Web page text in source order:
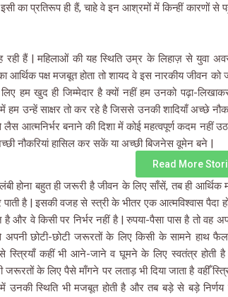
का प्रतिरूप ही हैं, चाहे वे इन आश्रमों में किन्हीं कारणों से
रही हैं | महिलाओं की यह स्थिति उम्र के लिहाज़ से युवा
पक्ष मजबूत होता तो शायद वे इस नारकीय जीवन को
हम खुद ही जिम्मेदार है क्यों नहीं हम उनको पढ़ा-
उन्हें साक्षर तो कर रहे है जिससे उनकी शादियाँ अच्छे
आत्मनिर्भर बनाने की दिशा में कोई महत्वपूर्ण कदम नहीं
नौकरियां हासिल कर सकें या अच्छी बिजनेस वूमेन बने |
Read More
होना बहुत ही जरूरी है जीवन के लिए साँसें, तब ही आर्थिक
है | इसकी वजह से स्त्री के भीतर एक आत्मविश्वास पैदा
और वे किसी पर निर्भर नहीं है | रुपया-पैसा पास है तो वह
छोटी-छोटी जरूरतों के लिए किसी के सामने हाथ
कहीं भी आने-जाने व घूमने के लिए स्वतंत्र होती है
के लिए पैसे माँगने पर लताड़ भी दिया जाता है वहीँ
उनकी स्थिति भी मजबूत होती है और तब बड़े से बड़े